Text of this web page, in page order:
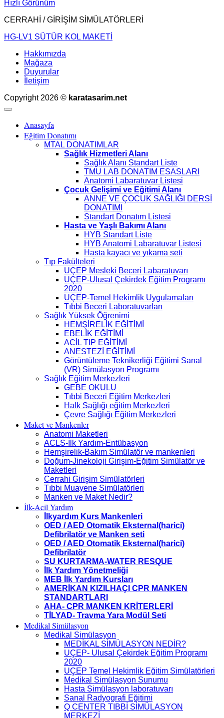
Hızlı Görünüm
CERRAHİ / GİRİŞİM SİMÜLATÖRLERİ
HG-LV1 SÜTÜR KOL MAKETİ
Hakkımızda
Mağaza
Duyurular
İletişim
Copyright 2026 © karatasarim.net
Anasayfa
Eğitim Donatımı
MTAL DONATIMLAR
Sağlık Hizmetleri Alanı
Sağlık Alanı Standart Liste
TMU LAB DONATIM ESASLARI
Anatomi Labaratuvar Listesi
Çocuk Gelişimi ve Eğitimi Alanı
ANNE VE ÇOCUK SAĞLIĞI DERSİ
DONATIMI
Standart Donatım Listesi
Hasta ve Yaşlı Bakımı Alanı
HYB Standart Liste
HYB Anatomi Labaratuvar Listesi
Hasta kayacı ve yıkama seti
Tıp Fakülteleri
UÇEP Mesleki Beceri Labaratuvarı
UÇEP-Ulusal Çekirdek Eğitim Programı
2020
UÇEP-Temel Hekimlik Uygulamaları
Tıbbi Beceri Laboratuvarları
Sağlık Yüksek Öğrenimi
HEMŞİRELİK EĞİTİMİ
EBELİK EĞİTİMİ
ACİL TIP EĞİTİMİ
ANESTEZİ EĞİTİMİ
Görüntüleme Teknikerliği Eğitimi Sanal
(VR) Simülasyon Programı
Sağlık Eğitim Merkezleri
GEBE OKULU
Tıbbi Beceri Eğitim Merkezleri
Halk Sağlığı eğitim Merkezleri
Çevre Sağlığı Eğitim Merkezleri
Maket ve Mankenler
Anatomi Maketleri
ACLS-İlk Yardım-Entübasyon
Hemşirelik-Bakım Simülatör ve mankenleri
Doğum-Jinekoloji Girişim-Eğitim Simülatör ve
Maketleri
Cerrahi Girişim Simülatörleri
Tıbbi Muayene Simülatörleri
Manken ve Maket Nedir?
İlk-Acil Yardım
İlkyardım Kurs Mankenleri
OED / AED Otomatik Eksternal(harici)
Defibrilatör ve Manken seti
OED / AED Otomatik Eksternal(harici)
Defibrilatör
SU KURTARMA-WATER RESQUE
İlk Yardım Yönetmeliği
MEB İlk Yardım Kursları
AMERİKAN KIZILHAÇI CPR MANKEN
STANDARTLARI
AHA- CPR MANKEN KRİTERLERİ
TİLYAD- Travma Yara Modül Seti
Medikal Simülasyon
Medikal Simülasyon
MEDİKAL SİMÜLASYON NEDİR?
UÇEP- Ulusal Çekirdek Eğitim Programı
2020
UÇEP Temel Hekimlik Eğitim Simülatörleri
Medikal Simülasyon Sunumu
Hasta Simülasyon laboratuvarı
Sanal Radyografi Eğitimi
Q CENTER TIBBİ SİMÜLASYON
MERKEZİ